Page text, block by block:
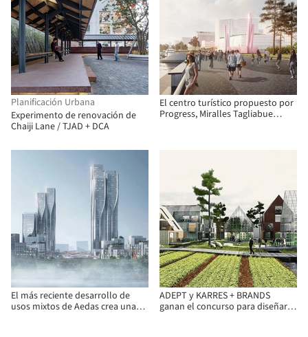
Planificación Urbana
Experimento de renovación de
Chaiji Lane / TJAD + DCA
El centro turístico propuesto por
Progress, Miralles Tagliabue
El más reciente desarrollo de
usos mixtos de Aedas crea una
ADEPT y KARRES + BRANDS
ganan el concurso para diseñar